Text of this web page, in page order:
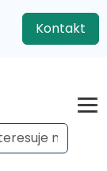
Kontakt